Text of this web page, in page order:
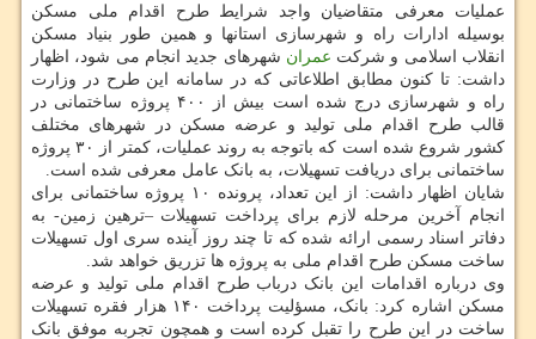
عملیات معرفی متقاضیان واجد شرایط طرح اقدام ملی مسکن
بوسیله ادارات راه و شهرسازی استانها و همین طور بنیاد مسکن
انقلاب اسلامی و شرکت عمران شهرهای جدید انجام می شود، اظهار
داشت: تا کنون مطابق اطلاعاتی که در سامانه این طرح در وزارت
راه و شهرسازی درج شده است بیش از ۴۰۰ پروژه ساختمانی در
قالب طرح اقدام ملی تولید و عرضه مسکن در شهرهای مختلف
کشور شروع شده است که باتوجه به روند عملیات، کمتر از ۳۰ پروژه
ساختمانی برای دریافت تسهیلات، به بانک عامل معرفی شده است.
شایان اظهار داشت: از این تعداد، پرونده ۱۰ پروژه ساختمانی برای
انجام آخرین مرحله لازم برای پرداخت تسهیلات –ترهین زمین- به
دفاتر اسناد رسمی ارائه شده که تا چند روز آینده سری اول تسهیلات
ساخت مسکن طرح اقدام ملی به پروژه ها تزریق خواهد شد.
وی درباره اقدامات این بانک درباب طرح اقدام ملی تولید و عرضه
مسکن اشاره کرد: بانک، مسؤلیت پرداخت ۱۴۰ هزار فقره تسهیلات
ساخت در این طرح را تقبل کرده است و همچون تجربه موفق بانک